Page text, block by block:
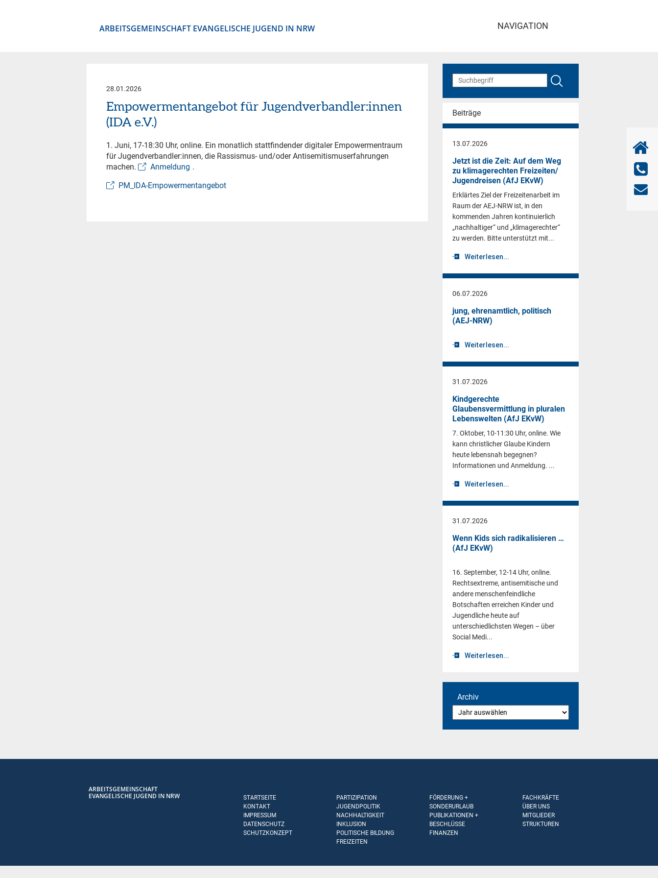
ARBEITSGEMEINSCHAFT EVANGELISCHE JUGEND IN NRW NAVIGATION
28.01.2026
Empowermentangebot für Jugendverbandler:innen
(IDA e.V.)
1. Juni, 17-18:30 Uhr, online. Ein monatlich stattfindender digitaler Empowermentraum
für Jugendverbandler:innen, die Rassismus- und/oder Antisemitismuserfahrungen
machen.
Anmeldung .
PM_IDA-Empowermentangebot
Beiträge
13.07.2026
Jetzt ist die Zeit: Auf dem Weg
zu klimagerechten Freizeiten/
Jugendreisen (AfJ EKvW)
Erklärtes Ziel der Freizeitenarbeit im
Raum der AEJ-NRW ist, in den
kommenden Jahren kontinuierlich
„nachhaltiger“ und „klimagerechter“
zu werden. Bitte unterstützt mit...
Weiterlesen...
06.07.2026
jung, ehrenamtlich, politisch
(AEJ-NRW)
Weiterlesen...
31.07.2026
Kindgerechte
Glaubensvermittlung in pluralen
Lebenswelten (AfJ EKvW)
7. Oktober, 10-11:30 Uhr, online. Wie
kann christlicher Glaube Kindern
heute lebensnah begegnen?
Informationen und Anmeldung. ...
Weiterlesen...
31.07.2026
Wenn Kids sich radikalisieren …
(AfJ EKvW)
16. September, 12-14 Uhr, online.
Rechtsextreme, antisemitische und
andere menschenfeindliche
Botschaften erreichen Kinder und
Jugendliche heute auf
unterschiedlichsten Wegen – über
Social Medi...
Weiterlesen...
Archiv
ARBEITSGEMEINSCHAFT
EVANGELISCHE JUGEND IN NRW
STARTSEITE
KONTAKT
IMPRESSUM
DATENSCHUTZ
SCHUTZKONZEPT
PARTIZIPATION
JUGENDPOLITIK
NACHHALTIGKEIT
INKLUSION
POLITISCHE BILDUNG
FREIZEITEN
FÖRDERUNG +
SONDERURLAUB
PUBLIKATIONEN +
BESCHLÜSSE
FINANZEN
FACHKRÄFTE
ÜBER UNS
MITGLIEDER
STRUKTUREN